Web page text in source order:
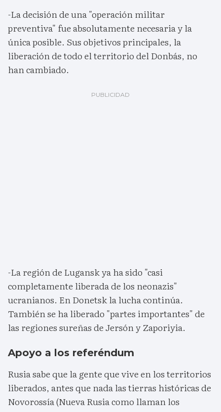
-La decisión de una "operación militar
preventiva" fue absolutamente necesaria y la
única posible. Sus objetivos principales, la
liberación de todo el territorio del Donbás, no
han cambiado.
-La región de Lugansk ya ha sido "casi
completamente liberada de los neonazis"
ucranianos. En Donetsk la lucha continúa.
También se ha liberado "partes importantes" de
las regiones sureñas de Jersón y Zaporiyia.
Apoyo a los referéndum
Rusia sabe que la gente que vive en los territorios
liberados, antes que nada las tierras históricas de
Novorossía (Nueva Rusia como llaman los